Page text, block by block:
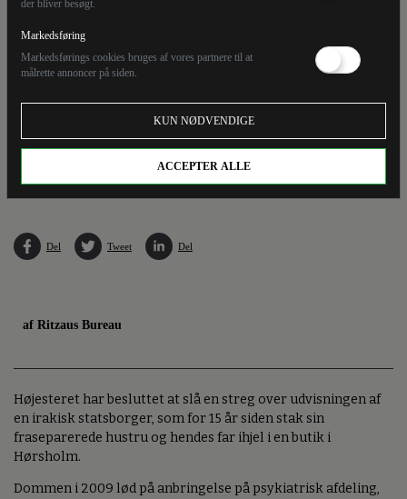
der bliver besøgt.
Markedsføring
Markedsførings cookies bruges af vores partnere til at
målrette annoncer på siden.
KUN NØDVENDIGE
ACCEPTER ALLE
udvisningen af en irakisk mand, der lider af paranoid skizofreni. (Arkivfoto).
Del Tweet Del
af Ritzaus Bureau
Højesteret har besluttet at slå en streg over udvisningen af
en irakisk statsborger, som for 15 år siden stak sin
fraseparerede hustru og hendes far ihjel i en butik i
Hørsholm.
Dommen i 2009 lød på anbringelse på psykiatrisk afdeling,